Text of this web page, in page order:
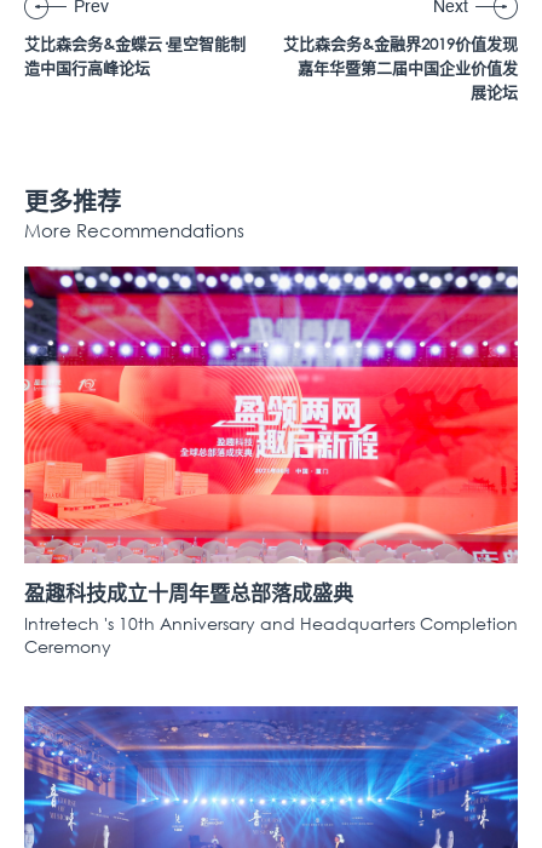
Prev
艾比森会务&金蝶云·星空智能制
造中国行高峰论坛
Next
艾比森会务&金融界2019价值发现
嘉年华暨第二届中国企业价值发
展论坛
更多推荐
More Recommendations
盈趣科技成立十周年暨总部落成盛典
Intretech 's 10th Anniversary and Headquarters Completion
Ceremony